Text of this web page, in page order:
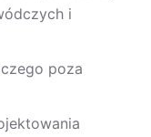
i
poza